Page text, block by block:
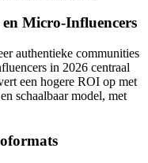
Micro-Influencers
authentieke communities
in 2026 centraal
een hogere ROI op met
schaalbaar model, met